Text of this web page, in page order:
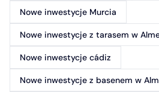
Nowe inwestycje Murcia
Nowe inwestycje z tarasem w
Nowe inwestycje cádiz
Nowe inwestycje z basenem w